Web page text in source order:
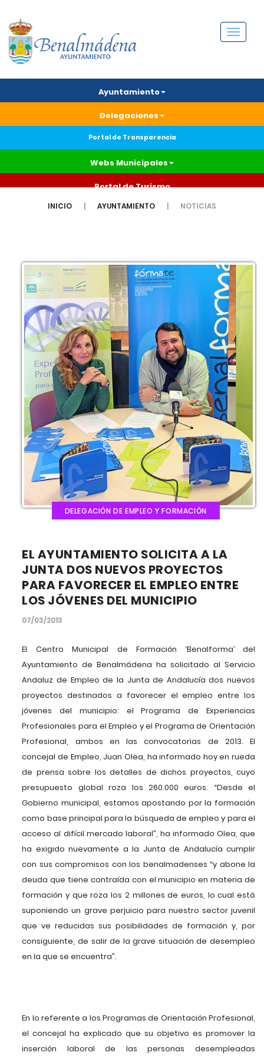
Menú
Ayuntamiento
Delegaciones
Portal de Transparencia
Webs Municipales
Portal de Turismo
INICIO AYUNTAMIENTO NOTICIAS
DELEGACIÓN DE EMPLEO Y FORMACIÓN
EL AYUNTAMIENTO SOLICITA A LA
JUNTA DOS NUEVOS PROYECTOS
PARA FAVORECER EL EMPLEO ENTRE
LOS JÓVENES DEL MUNICIPIO
07/03/2013
El Centro Municipal de Formación ‘Benalforma’ del
Ayuntamiento de Benalmádena ha solicitado al Servicio
Andaluz de Empleo de la Junta de Andalucía dos nuevos
proyectos destinados a favorecer el empleo entre los
jóvenes del municipio: el Programa de Experiencias
Profesionales para el Empleo y el Programa de Orientación
Profesional, ambos en las convocatorias de 2013. El
concejal de Empleo, Juan Olea, ha informado hoy en rueda
de prensa sobre los detalles de dichos proyectos, cuyo
presupuesto global roza los 260.000 euros. “Desde el
Gobierno municipal, estamos apostando por la formación
como base principal para la búsqueda de empleo y para el
acceso al difícil mercado laboral”, ha informado Olea, que
ha exigido nuevamente a la Junta de Andalucía cumplir
con sus compromisos con los benalmadenses “y abone la
deuda que tiene contraída con el municipio en materia de
formación y que roza los 2 millones de euros, lo cual está
suponiendo un grave perjuicio para nuestro sector juvenil
que ve reducidas sus posibilidades de formación y, por
consiguiente, de salir de la grave situación de desempleo
en la que se encuentra”.
En lo referente a los Programas de Orientación Profesional,
el concejal ha explicado que su objetivo es promover la
inserción laboral de las personas desempleadas